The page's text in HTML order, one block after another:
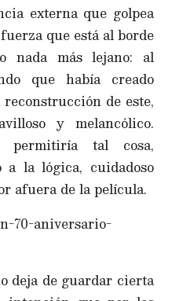
externa que golpea
que está al borde
nada más lejano: al
que había creado
de este,
y melancólico.
tal cosa,
a la lógica, cuidadoso
afuera de la película.
deja de guardar cierta